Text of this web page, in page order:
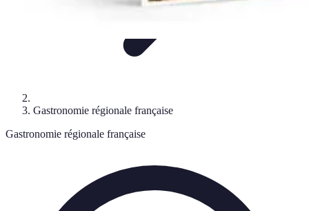
Gastronomie régionale française
Gastronomie régionale française